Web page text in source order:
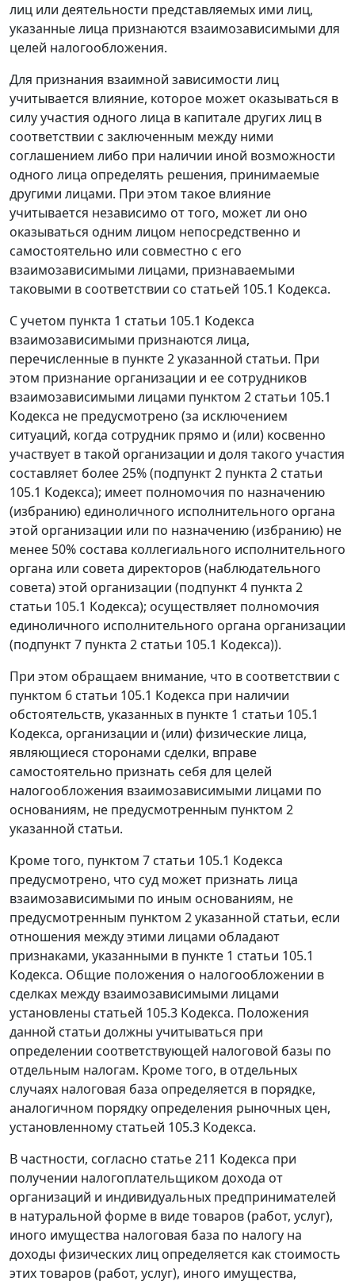
лиц или деятельности представляемых ими лиц,
указанные лица признаются взаимозависимыми для
целей налогообложения.
Для признания взаимной зависимости лиц
учитывается влияние, которое может оказываться в
силу участия одного лица в капитале других лиц в
соответствии с заключенным между ними
соглашением либо при наличии иной возможности
одного лица определять решения, принимаемые
другими лицами. При этом такое влияние
учитывается независимо от того, может ли оно
оказываться одним лицом непосредственно и
самостоятельно или совместно с его
взаимозависимыми лицами, признаваемыми
таковыми в соответствии со статьей 105.1 Кодекса.
С учетом пункта 1 статьи 105.1 Кодекса
взаимозависимыми признаются лица,
перечисленные в пункте 2 указанной статьи. При
этом признание организации и ее сотрудников
взаимозависимыми лицами пунктом 2 статьи 105.1
Кодекса не предусмотрено (за исключением
ситуаций, когда сотрудник прямо и (или) косвенно
участвует в такой организации и доля такого участия
составляет более 25% (подпункт 2 пункта 2 статьи
105.1 Кодекса); имеет полномочия по назначению
(избранию) единоличного исполнительного органа
этой организации или по назначению (избранию) не
менее 50% состава коллегиального исполнительного
органа или совета директоров (наблюдательного
совета) этой организации (подпункт 4 пункта 2
статьи 105.1 Кодекса); осуществляет полномочия
единоличного исполнительного органа организации
(подпункт 7 пункта 2 статьи 105.1 Кодекса)).
При этом обращаем внимание, что в соответствии с
пунктом 6 статьи 105.1 Кодекса при наличии
обстоятельств, указанных в пункте 1 статьи 105.1
Кодекса, организации и (или) физические лица,
являющиеся сторонами сделки, вправе
самостоятельно признать себя для целей
налогообложения взаимозависимыми лицами по
основаниям, не предусмотренным пунктом 2
указанной статьи.
Кроме того, пунктом 7 статьи 105.1 Кодекса
предусмотрено, что суд может признать лица
взаимозависимыми по иным основаниям, не
предусмотренным пунктом 2 указанной статьи, если
отношения между этими лицами обладают
признаками, указанными в пункте 1 статьи 105.1
Кодекса. Общие положения о налогообложении в
сделках между взаимозависимыми лицами
установлены статьей 105.3 Кодекса. Положения
данной статьи должны учитываться при
определении соответствующей налоговой базы по
отдельным налогам. Кроме того, в отдельных
случаях налоговая база определяется в порядке,
аналогичном порядку определения рыночных цен,
установленному статьей 105.3 Кодекса.
В частности, согласно статье 211 Кодекса при
получении налогоплательщиком дохода от
организаций и индивидуальных предпринимателей
в натуральной форме в виде товаров (работ, услуг),
иного имущества налоговая база по налогу на
доходы физических лиц определяется как стоимость
этих товаров (работ, услуг), иного имущества,